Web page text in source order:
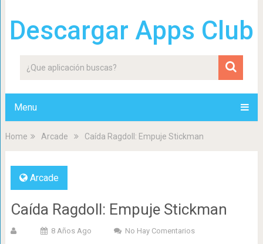
Descargar Apps Club
Menu
Home Arcade Caída Ragdoll: Empuje Stickman
Arcade
Caída Ragdoll: Empuje Stickman
8 Años Ago No Hay Comentarios